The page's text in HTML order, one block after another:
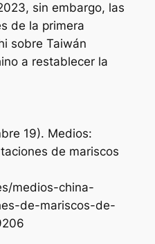
sin embargo, las
de la primera
sobre Taiwán
a restablecer la
19). Medios:
de mariscos
medios-china-
de-mariscos-de-